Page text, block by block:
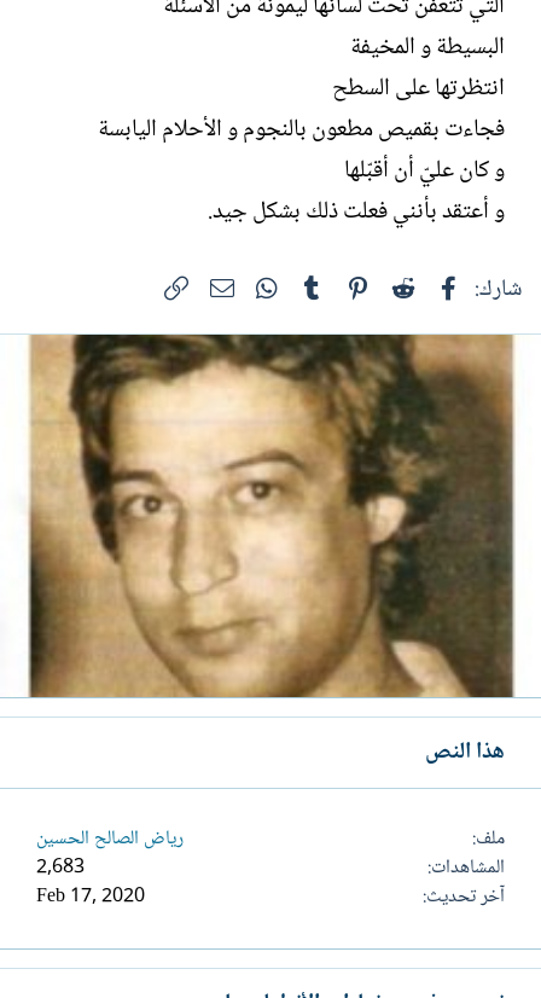
البسيطة و المخيفة
انتظرتها على السطح
فجاءت بقميص مطعون بالنجوم و الأحلام اليابسة
و كان عليّ أن أقبّلها
و أعتقد بأنني فعلت ذلك بشكل جيد.
شارك: فيسبوك Reddit
Pinterest
Tumblr
WhatsAppالبريد الإلكتروني
هذا النص
ملف
رياض الصالح الحسين
المشاهدات
2,683
آخر تحديث
Feb 17, 2020